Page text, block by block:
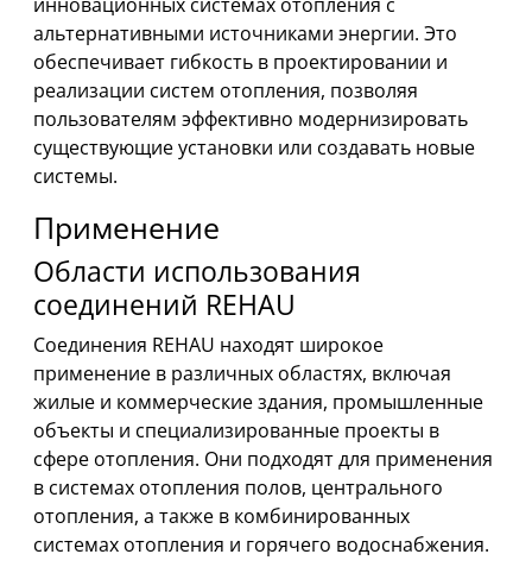
альтернативными источниками энергии. Это
обеспечивает гибкость в проектировании и
реализации систем отопления, позволяя
пользователям эффективно модернизировать
существующие установки или создавать новые
системы.
Применение
Области использования
соединений REHAU
Соединения REHAU находят широкое
применение в различных областях, включая
жилые и коммерческие здания, промышленные
объекты и специализированные проекты в
сфере отопления. Они подходят для применения
в системах отопления полов, центрального
отопления, а также в комбинированных
системах отопления и горячего водоснабжения.